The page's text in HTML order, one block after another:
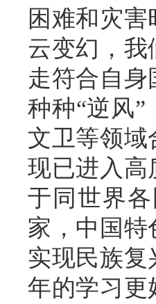
困难和灾
云变幻，我
走符合自
种种“逆风
文卫等领域
现已进入高
于同世界
家，中国特
实现民族
年的学习更